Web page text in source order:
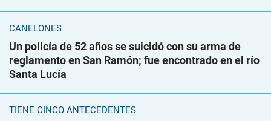
CANELONES
Un policía de 52 años se suicidó con su arma de
reglamento en San Ramón; fue encontrado en el río
Santa Lucía
TIENE CINCO ANTECEDENTES